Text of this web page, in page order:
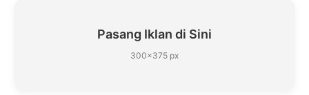
Pasang Iklan di Sini
300×375 px